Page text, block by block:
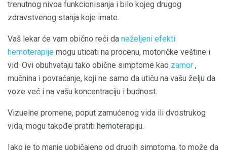
trenutnog nivoa funkcionisanja i bilo kojeg drugog
zdravstvenog stanja koje imate.
Vaš lekar će vam obično reći da neželjeni efekti
hemoterapije mogu uticati na procenu, motoričke veštine i
vid. Ovi obuhvataju tako obične simptome kao zamor ,
mučnina i povraćanje, koji ne samo da utiču na vašu želju da
voze već i na vašu koncentraciju i budnost.
Vizuelne promene, poput zamućenog vida ili dvostrukog
vida, mogu takođe pratiti hemoterapiju.
Iako je to manje uobičajeno od drugih simptoma, to može da